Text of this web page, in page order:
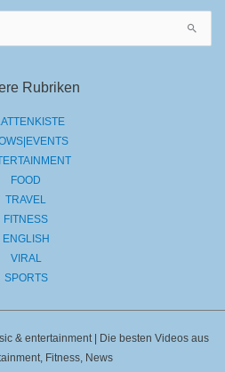
Rubriken
FOOD
TRAVEL
FITNESS
ENGLISH
VIRAL
SPORTS
& entertainment | Die besten Videos aus
Fitness, News